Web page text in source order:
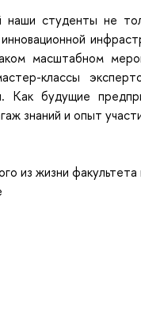
студенты не
масштабном
классы
Как будущие
знаний и опыт
из жизни